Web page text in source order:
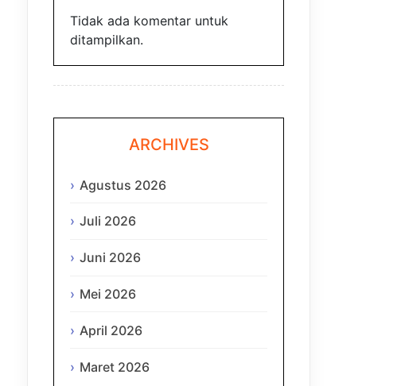
Tidak ada komentar untuk
ditampilkan.
ARCHIVES
Agustus 2026
Juli 2026
Juni 2026
Mei 2026
April 2026
Maret 2026